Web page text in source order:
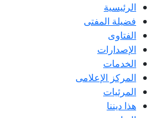
الرئيسية
فضيلة المفتى
الفتاوى
الإصدارات
الخدمات
المركز الإعلامى
المرئيات
هذا ديننا